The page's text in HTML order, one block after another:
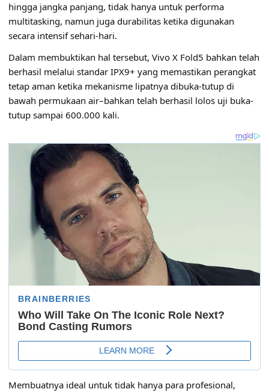
hingga jangka panjang, tidak hanya untuk performa
multitasking, namun juga durabilitas ketika digunakan
secara intensif sehari-hari.
Dalam membuktikan hal tersebut, Vivo X Fold5 bahkan telah
berhasil melalui standar IPX9+ yang memastikan perangkat
tetap aman ketika mekanisme lipatnya dibuka-tutup di
bawah permukaan air–bahkan telah berhasil lolos uji buka-
tutup sampai 600.000 kali.
Membuatnya ideal untuk tidak hanya para profesional,